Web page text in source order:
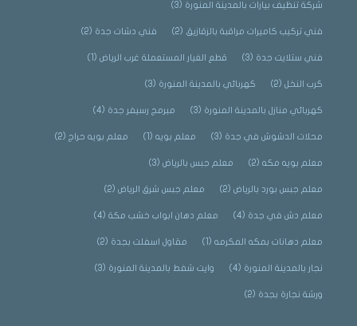
شركة تنظيف بيارات بالمدينة المنورة (3)
فني تركيب كاميرات مراقبة بالزقازيق (2) فني دشات جدة (2)
فني ستلايت جدة (3) قطع الغيار المستعملة غرب الرياض(1)
كرب النخل(2) كهربائي بالمدينة المنورة (3)
كهربائي منازل بالمدينة المنورة (3) مبرمج رسيفر جدة (4)
محلات الدشوش في جدة (3) معلم بويه(1) معلم بويه حراج (2)
معلم بويه مكه(2) معلم جبس بالرياض(3)
معلم جبس بورد بالرياض(2) معلم جبس شرق الرياض(2)
معلم دش في جدة (4) معلم دهان ابواب خشب مكة(4)
معلم دهانات بمكه المكرمه(1) مقاول اسفلت بجدة (2)
نجار بالمدينة المنورة (4) وايت شفط بالمدينة المنورة (3)
ورشة نجارة بجدة (2)